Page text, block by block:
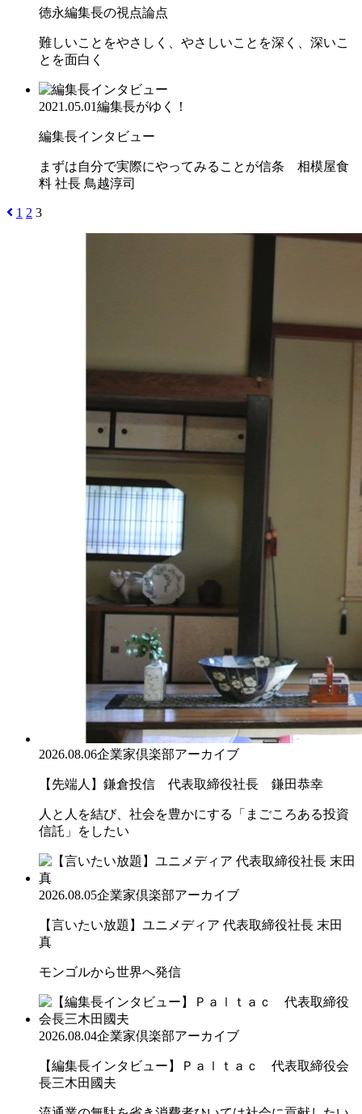
徳永編集長の視点論点
難しいことをやさしく、やさしいことを深く、深いこ
とを面白く
2021.05.01編集長がゆく！
編集長インタビュー
まずは自分で実際にやってみることが信条 相模屋食
料 社長 鳥越淳司
1 2 3
2026.08.06企業家倶楽部アーカイブ
【先端人】鎌倉投信 代表取締役社長 鎌田恭幸
人と人を結び、社会を豊かにする「まごころある投資
信託」をしたい
2026.08.05企業家倶楽部アーカイブ
【言いたい放題】ユニメディア 代表取締役社長 末田
真
モンゴルから世界へ発信
2026.08.04企業家倶楽部アーカイブ
【編集長インタビュー】Ｐａｌｔａｃ 代表取締役会
長三木田國夫